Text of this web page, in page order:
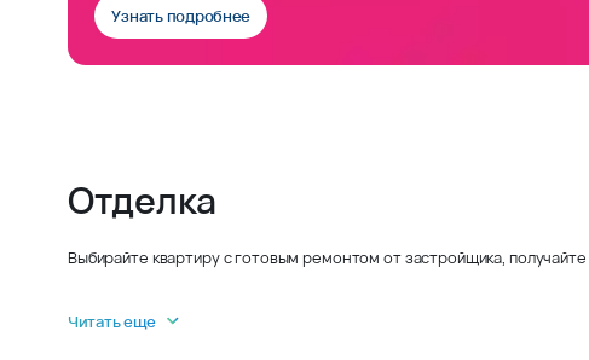
Узнать подробнее
Отделка
Выбирайте квартиру с готовым ремонтом от застройщика,
Читать еще